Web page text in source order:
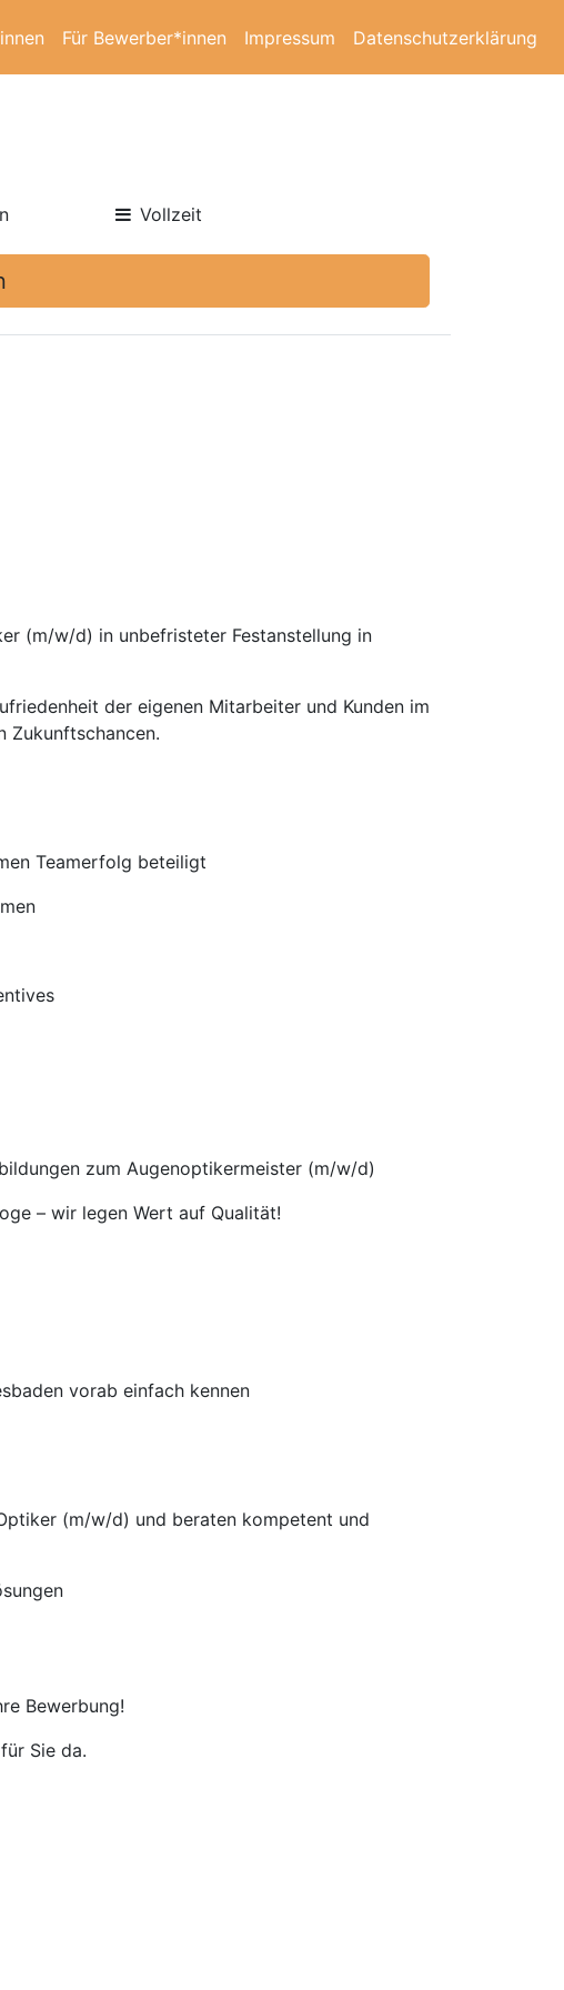
Für Bewerber*innen Impressum Datenschutzerklärung
Vollzeit
(m/w/d) in unbefristeter Festanstellung in
der eigenen Mitarbeiter und Kunden im
Zukunftschancen.
Teamerfolg beteiligt
zum Augenoptikermeister (m/w/d)
– wir legen Wert auf Qualität!
vorab einfach kennen
(m/w/d) und beraten kompetent und
Bewerbung!
Sie da.